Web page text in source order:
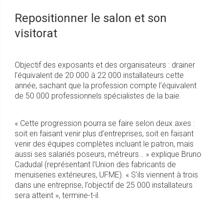
Repositionner le salon et son
visitorat
Objectif des exposants et des organisateurs : drainer
l’équivalent de 20 000 à 22 000 installateurs cette
année, sachant que la profession compte l’équivalent
de 50 000 professionnels spécialistes de la baie.
« Cette progression pourra se faire selon deux axes :
soit en faisant venir plus d’entreprises, soit en faisant
venir des équipes complètes incluant le patron, mais
aussi ses salariés poseurs, métreurs… » explique Bruno
Cadudal (représentant l'Union des fabricants de
menuiseries extérieures, UFME). « S’ils viennent à trois
dans une entreprise, l’objectif de 25 000 installateurs
sera atteint », termine-t-il.